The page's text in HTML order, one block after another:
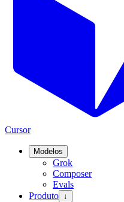
Cursor
Modelos
Grok
Composer
Evals
Produto ↓